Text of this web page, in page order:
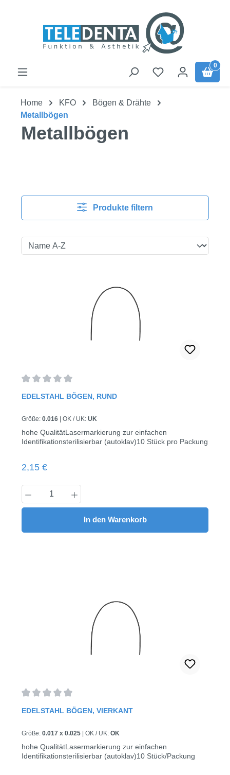
0
Home KFO
Bögen & Drähte
Metallbögen
Metallbögen
Produkte filtern
Durchschnittliche Bewertung von 0 von 5 Sternen
EDELSTAHL BÖGEN, RUND
Größe: 0.016 OK / UK: UK
hohe QualitätLasermarkierung zur einfachen
Identifikationsterilisierbar (autoklav)10 Stück pro Packung
Regulärer Preis:
2,15 €
Produkt Anzahl: Gib den gewünschten
In den Warenkorb
Durchschnittliche Bewertung von 0 von 5 Sternen
EDELSTAHL BÖGEN, VIERKANT
Größe: 0.017 x 0.025 | OK / UK: OK
hohe QualitätLasermarkierung zur einfachen
Identifikationsterilisierbar (autoklav)10 Stück/Packung